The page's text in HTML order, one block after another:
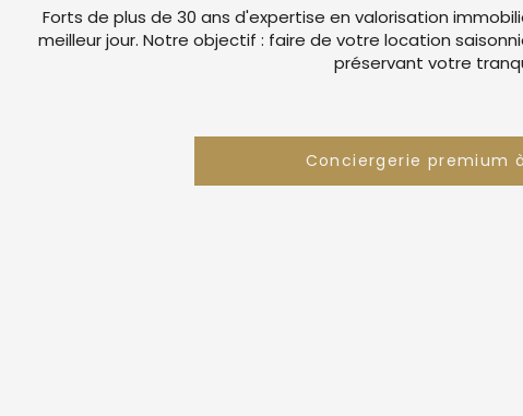
Forts de plus de 30 ans d'expertise en valorisation
meilleur jour. Notre objectif : faire de votre location
préservant votre
Conciergerie premium